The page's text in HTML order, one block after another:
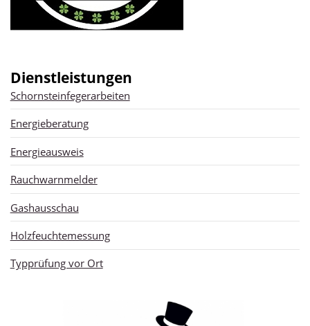
Dienstleistungen
Schornsteinfegerarbeiten
Energieberatung
Energieausweis
Rauchwarnmelder
Gashausschau
Holzfeuchtemessung
Typprüfung vor Ort